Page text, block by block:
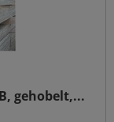
gehobelt,...